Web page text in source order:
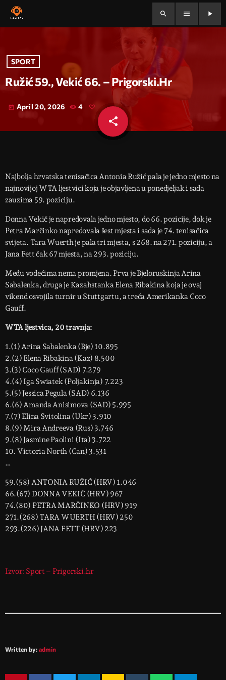
search menu play_arrow
SPORT
Ružić 59., Vekić 66. – Prigorski.hr
today April 20, 2026 4
share
email
Najbolja hrvatska tenisačica Antonia Ružić pala je jedno mjesto na
najnovijoj WTA ljestvici koja je objavljena u ponedjeljak i sada
zauzima 59. poziciju.
Donna Vekič je napredovala jedno mjesto, do 66. pozicije, dok je
Petra Marčinko napredovala šest mjesta i sada je 74. tenisačica
svijeta. Tara Wuerth je pala tri mjesta, s 268. na 271. poziciju, a
Jana Fett čak 67 mjesta, na 293. poziciju.
Među vodećima nema promjena. Prva je Bjeloruskinja Arina
Sabalenka, druga je Kazahstanka Elena Ribakina koja je ovaj
vikend osvojila turnir u Stuttgartu, a treća Amerikanka Coco
Gauff.
WTA ljestvica, 20 travnja:
1.(1) Arina Sabalenka (Bje) 10.895
2.(2) Elena Ribakina (Kaz) 8.500
3.(3) Coco Gauff (SAD) 7.279
4.(4) Iga Swiatek (Poljakinja) 7.223
5.(5) Jessica Pegula (SAD) 6.136
6.(6) Amanda Anisimova (SAD) 5.995
7.(7) Elina Svitolina (Ukr) 3.910
8.(9) Mira Andreeva (Rus) 3.746
9.(8) Jasmine Paolini (Ita) 3.722
10. Victoria North (Can) 3.531
…
59.(58) ANTONIA RUŽIĆ (HRV) 1.046
66.(67) DONNA VEKIĆ (HRV) 967
74.(80) PETRA MARČINKO (HRV) 919
271.(268) TARA WUERTH (HRV) 250
293.(226) JANA FETT (HRV) 223
Izvor: Sport – Prigorski.hr
Written by: admin